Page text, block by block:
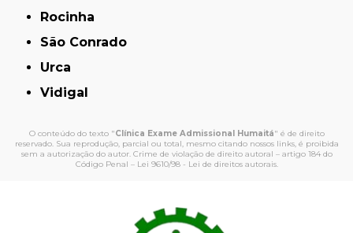
Rocinha
São Conrado
Urca
Vidigal
O conteúdo do texto "Clínica Exame Admissional Humaitá" é de direito
reservado. Sua reprodução, parcial ou total, mesmo citando nossos links, é proibida
sem a autorização do autor. Crime de violação de direito autoral – artigo 184 do
Código Penal – Lei 9610/98 - Lei de direitos autorais.